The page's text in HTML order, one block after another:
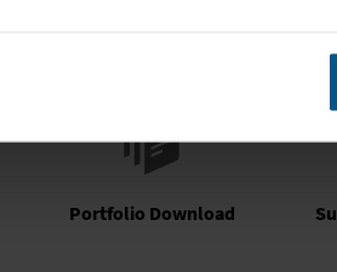
Portfolio Download